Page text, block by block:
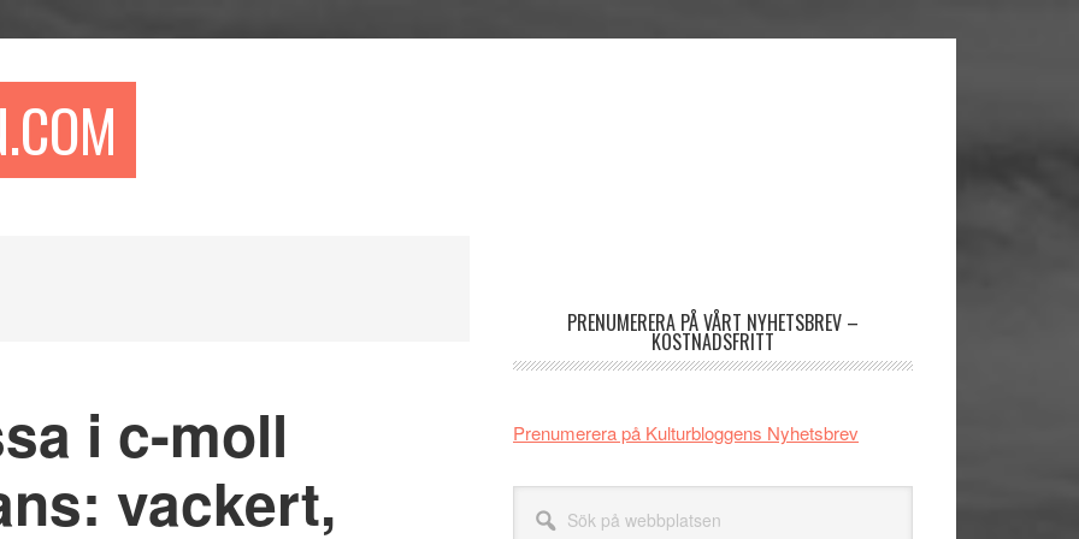
i c-moll
vackert,
PRENUMERERA PÅ VÅRT NYHETSBREV –
KOSTNADSFRITT
Prenumerera på Kulturbloggens Nyhetsbrev